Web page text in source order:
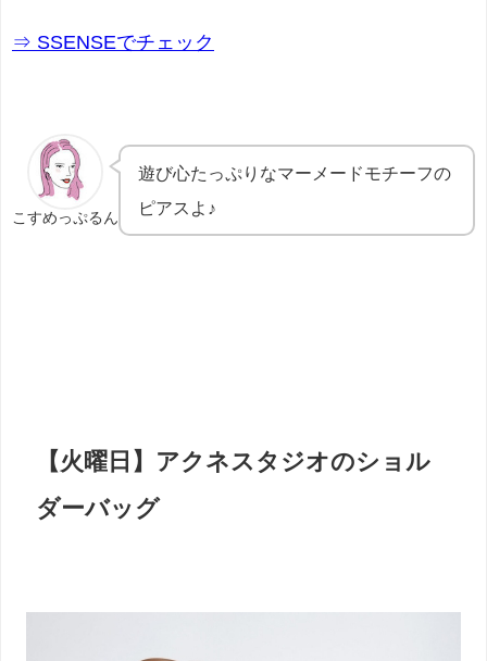
⇒ SSENSEでチェック
こすめっぷるん
遊び心たっぷりなマーメードモチーフの
ピアスよ♪
【火曜日】アクネスタジオのショル
ダーバッグ